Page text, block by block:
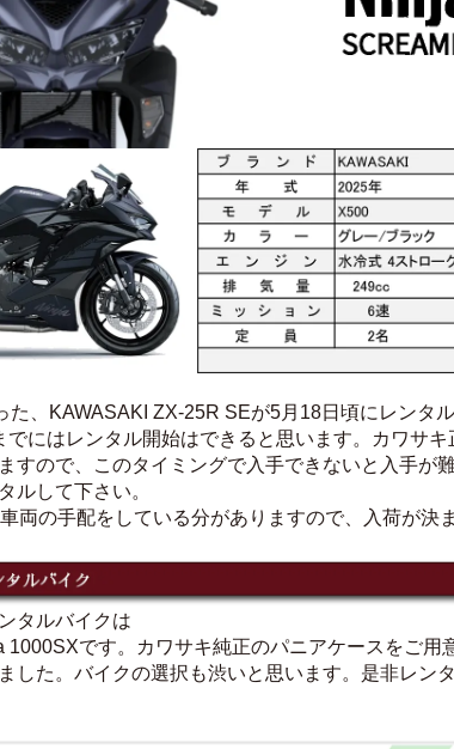
た、KAWASAKI ZX-25R SEが5月18日頃にレンタ
でにはレンタル開始はできると思います。カワサ
すので、このタイミングで入手できないと入手
ルして下さい。
両の手配をしている分がありますので、入荷が決
タルバイクは
1000SXです。カワサキ純正のパニアケースをご用
した。バイクの選択も渋いと思います。是非レン